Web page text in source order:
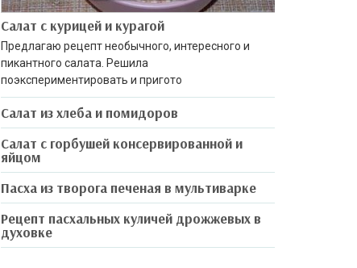
Салат с курицей и курагой
Предлагаю рецепт необычного, интересного и
пикантного салата. Решила
поэкспериментировать и пригото
Салат из хлеба и помидоров
Салат с горбушей консервированной и
яйцом
Пасха из творога печеная в мультиварке
Рецепт пасхальных куличей дрожжевых в
духовке